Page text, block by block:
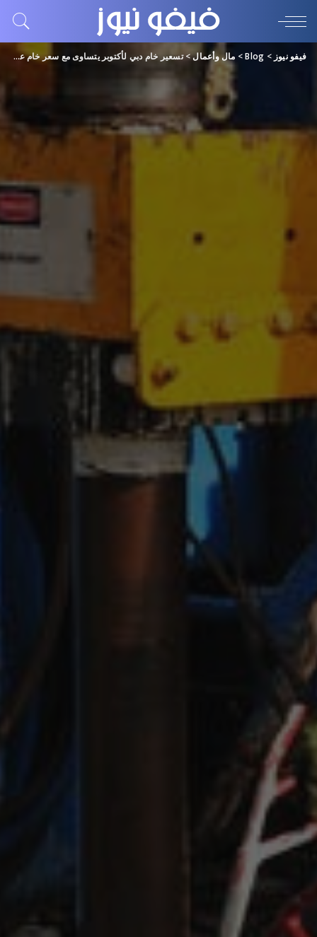
فيفو نيوز >
Blog
> مال وأعمال>تسعير خام دبي لأكتوبر يتساوى مع سعر خام عمان